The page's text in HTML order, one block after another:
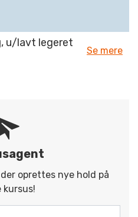
u/lavt legeret
Se mere
oprettes nye hold på